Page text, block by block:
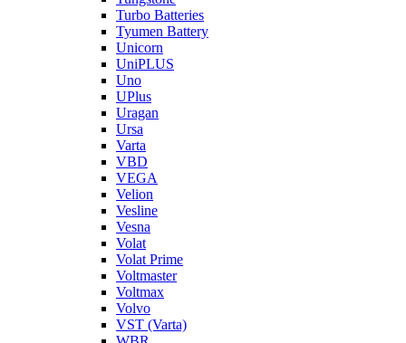
Turbo Batteries
Tyumen Battery
Unicorn
UniPLUS
Uno
UPlus
Uragan
Ursa
Varta
VBD
VEGA
Velion
Vesline
Vesna
Volat
Volat Prime
Voltmaster
Voltmax
Volvo
VST (Varta)